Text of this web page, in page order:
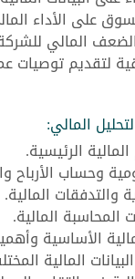
على الأداء
المالي
لتقديم توصيات
المالي:
الرئيسية.
وحساب الأرباح
والتدفقات المالية.
المالية.
الأساسية
المالية